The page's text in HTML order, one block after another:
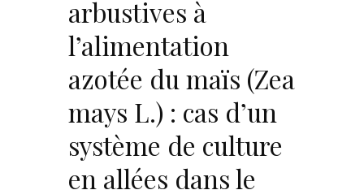
arbustives à
l’alimentation
azotée du maïs (Zea
mays L.) : cas d’un
système de culture
en allées dans le